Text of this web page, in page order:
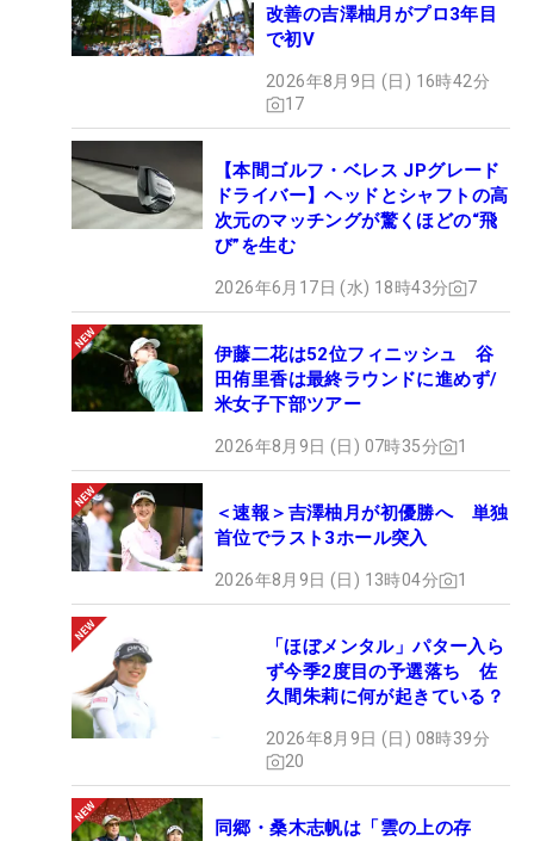
改善の吉澤柚月がプロ3年目
で初V
2026年8月9日 (日) 16時42分
17
【本間ゴルフ・ベレス JPグレード
ドライバー】ヘッドとシャフトの高
次元のマッチングが驚くほどの“飛
び”を生む
2026年6月17日 (水) 18時43分 7
伊藤二花は52位フィニッシュ 谷
田侑里香は最終ラウンドに進めず/
米女子下部ツアー
2026年8月9日 (日) 07時35分 1
＜速報＞吉澤柚月が初優勝へ 単独
首位でラスト3ホール突入
2026年8月9日 (日) 13時04分 1
「ほぼメンタル」パター入ら
ず今季2度目の予選落ち 佐
久間朱莉に何が起きている？
2026年8月9日 (日) 08時39分
20
同郷・桑木志帆は「雲の上の存